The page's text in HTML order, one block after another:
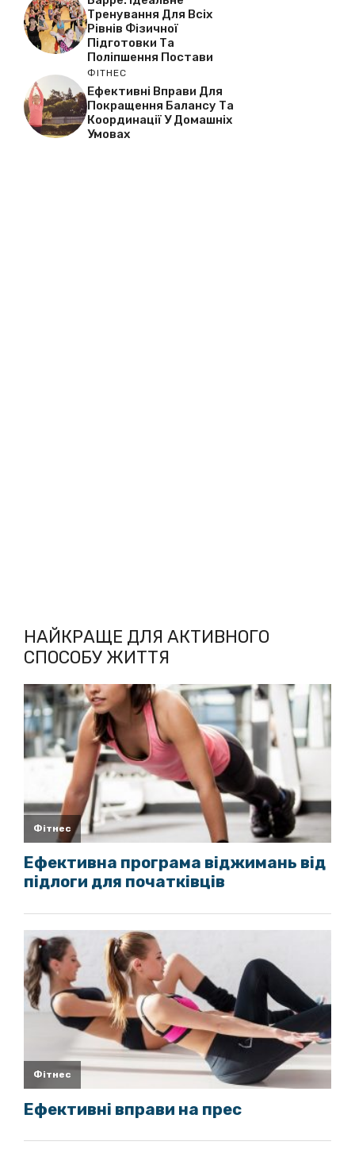
Тренування Для Всіх
Рівнів Фізичної
Підготовки Та
Поліпшення Постави
ФІТНЕС
Ефективні Вправи Для
Покращення Балансу Та
Координації У Домашніх
Умовах
НАЙКРАЩЕ ДЛЯ АКТИВНОГО
СПОСОБУ ЖИТТЯ